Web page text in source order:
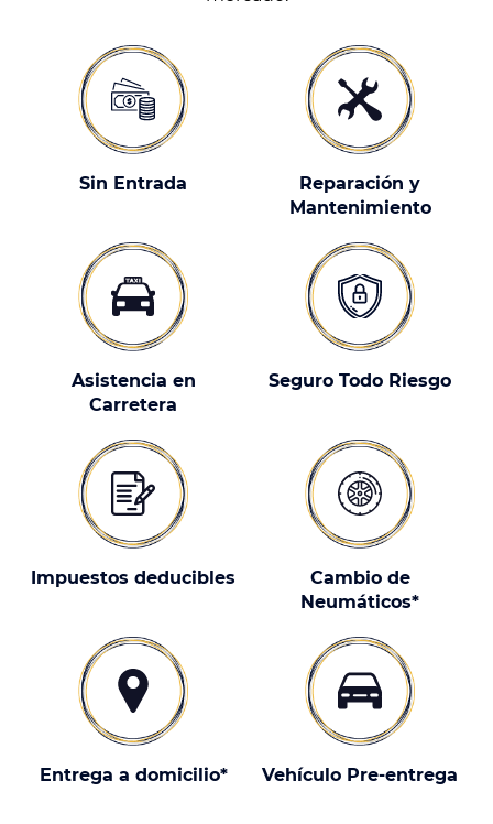
Sin Entrada
Reparación y
Mantenimiento
Asistencia en
Carretera
Seguro Todo Riesgo
Impuestos deducibles
Cambio de
Neumáticos*
Entrega a domicilio* Vehículo Pre-entrega